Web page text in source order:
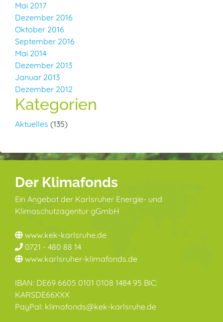
Mai 2017
Dezember 2016
Oktober 2016
September 2016
Mai 2014
Dezember 2013
Januar 2013
Dezember 2012
Kategorien
Aktuelles (135)
Der Klimafonds
Ein Angebot der Karlsruher Energie- und
Klimaschutzagentur gGmbH
www.kek-karlsruhe.de
0721 - 480 88 14
www.karlsruher-klimafonds.de
IBAN: DE69 6605 0101 0108 1484 95 BIC:
KARSDE66XXX
PayPal: klimafonds@kek-karlsruhe.de